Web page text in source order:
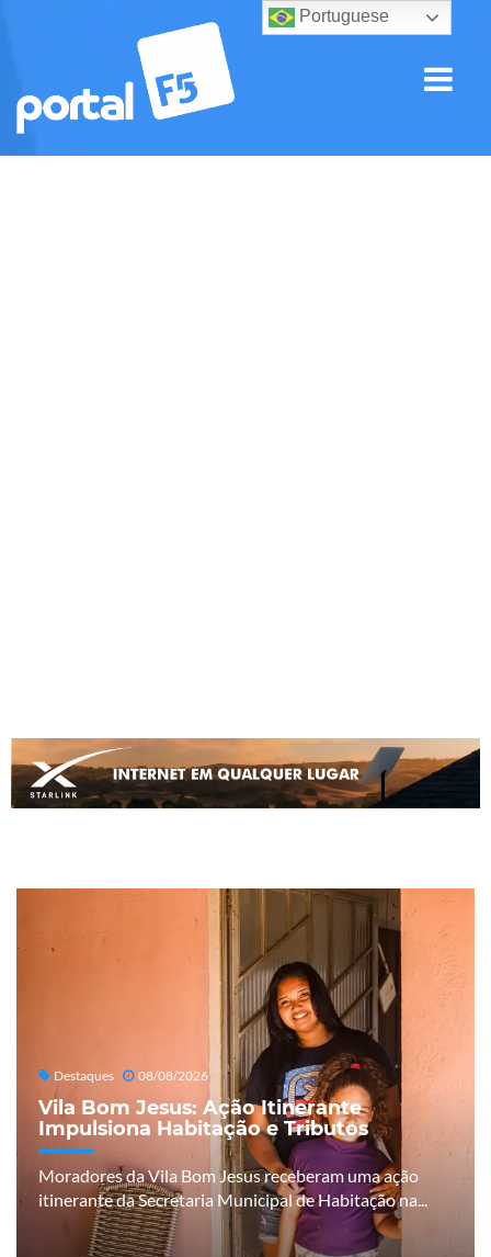
Destaques 08/08/2026
Vila Bom Jesus: Ação Itinerante
Impulsiona Habitação e Tributos
Moradores da Vila Bom Jesus receberam uma ação
itinerante da Secretaria Municipal de Habitação na...
Portuguese